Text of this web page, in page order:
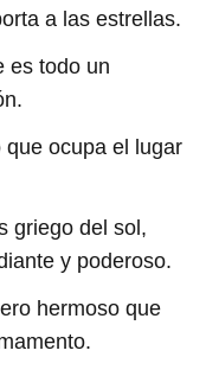
a las estrellas.
es todo un
ocupa el lugar
griego del sol,
y poderoso.
hermoso que